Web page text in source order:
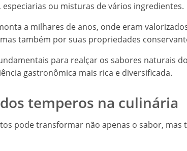
ou misturas de vários ingredientes.
a milhares de anos, onde eram
também por suas propriedades
para realçar os sabores naturais
gastronômica mais rica e diversificada.
temperos na culinária
pode transformar não apenas o sabor, mas